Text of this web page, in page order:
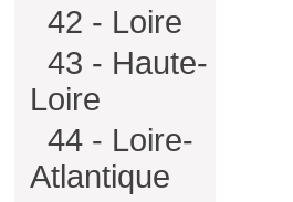
42 - Loire
43 - Haute-
Loire
44 - Loire-
Atlantique